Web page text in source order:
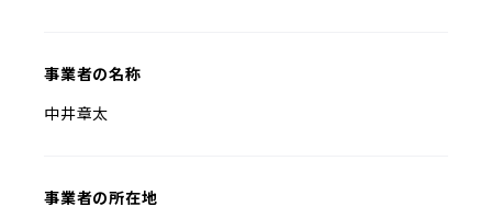
事業者の名称
中井章太
事業者の所在地